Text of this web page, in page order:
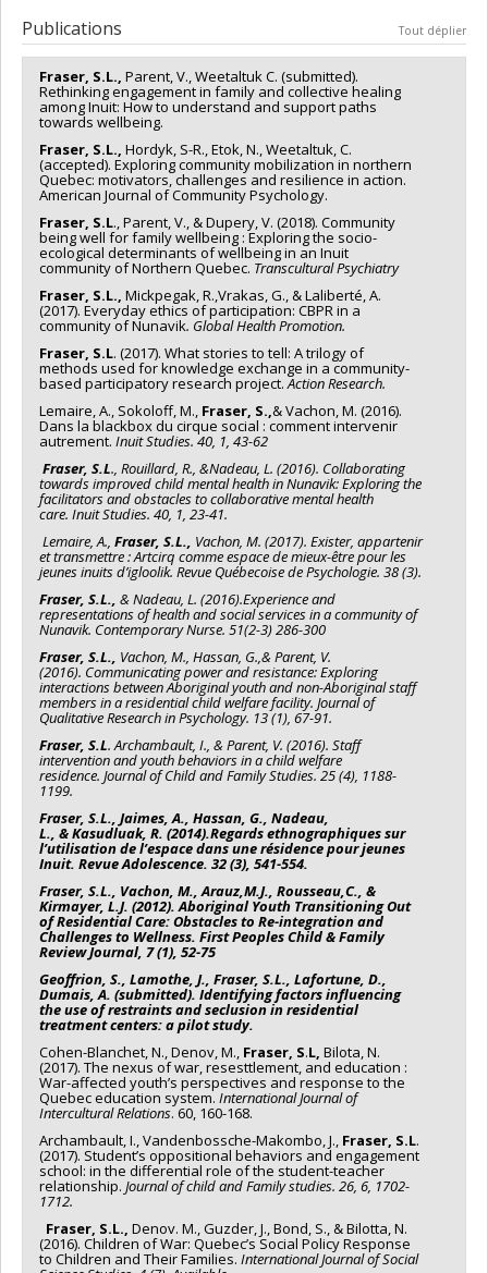
rather than strengthening family ties, they are creating family
ruptures. It is believed that community-led services that foster
empowerment and connection would allow families and
communities to heal from generations of family ruptures.
Adopting a narrative methodology, the general objective of
this mixed-method study is to explore interactions between
Inuit families and larger systems of care during family crisis
situations or ‘turning points’ and to assess the association
between the nature of interactions and family wellbeing in
order to guide the inception of new services that tailor the
needs of families.
Co-chercheurs :
Mélanie
Morin
Publications Tout déplier
Fraser, S.L., Parent, V., Weetaltuk C. (submitted).
Rethinking engagement in family and collective healing
among Inuit: How to understand and support paths
towards wellbeing.
Fraser, S.L., Hordyk, S-R., Etok, N., Weetaltuk, C.
(accepted). Exploring community mobilization in northern
Quebec: motivators, challenges and resilience in action.
American Journal of Community Psychology.
Fraser, S.L., Parent, V., & Dupery, V. (2018). Community
being well for family wellbeing : Exploring the socio-
ecological determinants of wellbeing in an Inuit
community of Northern Quebec. Transcultural Psychiatry
Fraser, S.L., Mickpegak, R.,Vrakas, G., & Laliberté, A.
(2017). Everyday ethics of participation: CBPR in a
community of Nunavik. Global Health Promotion.
Fraser, S.L. (2017). What stories to tell: A trilogy of
methods used for knowledge exchange in a community-
based participatory research project.Action Research.
Lemaire, A., Sokoloff, M., Fraser, S.,& Vachon, M. (2016).
Dans la blackbox du cirque social : comment intervenir
autrement. Inuit Studies. 40, 1, 43-62
Fraser, S.L., Rouillard, R., &Nadeau, L. (2016). Collaborating
towards improved child mental health in Nunavik: Exploring the
facilitators and obstacles to collaborative mental health
care. Inuit Studies. 40, 1, 23-41.
Lemaire, A., Fraser, S.L., Vachon, M. (2017). Exister, appartenir
et transmettre : Artcirq comme espace de mieux-être pour les
jeunes inuits d’igloolik. Revue Québecoise de Psychologie. 38 (3).
Fraser, S.L., & Nadeau, L. (2016).Experience and
representations of health andsocial services in a community of
Nunavik. Contemporary Nurse. 51(2-3) 286-300
Fraser, S.L., Vachon, M., Hassan, G.,& Parent, V.
(2016). Communicating power and resistance: Exploring
interactions between Aboriginal youth and non-Aboriginal staff
members in a residential child welfare facility. Journal of
Qualitative Research in Psychology. 13(1), 67-91.
Fraser, S.L. Archambault, I., & Parent, V. (2016). Staff
intervention and youth behaviors in a child welfare
residence. Journal of Child and Family Studies. 25(4), 1188-
1199.
Fraser, S.L., Jaimes, A., Hassan, G., Nadeau,
L., &Kasudluak, R. (2014).Regards ethnographiques sur
l’utilisation de l’espace dans une résidence pour jeunes
Inuit. Revue Adolescence. 32(3), 541-554.
Fraser, S.L., Vachon, M., Arauz,M.J., Rousseau,C., &
Kirmayer, L.J. (2012). Aboriginal Youth Transitioning Out
of Residential Care: Obstacles to Re-integration and
Challenges to Wellness. First Peoples Child & Family
Review Journal, 7(1), 52-75
Geoffrion, S., Lamothe, J., Fraser, S.L., Lafortune, D.,
Dumais, A. (submitted). Identifying factors influencing
the use of restraints and seclusion in residential
treatment centers: a pilot study.
Cohen-Blanchet, N., Denov, M., Fraser, S.L, Bilota, N.
(2017). The nexus of war, resesttlement, and education :
War-affected youth’s perspectives and response to the
Quebec education system. International Journal of
Intercultural Relations. 60, 160-168.
Archambault, I., Vandenbossche-Makombo, J., Fraser, S.L.
(2017). Student’s oppositional behaviors and engagement
school: in the differential role of the student-teacher
relationship. Journal of child and Family studies. 26, 6, 1702-
1712.
Fraser, S.L., Denov. M., Guzder, J., Bond, S., & Bilotta, N.
(2016). Children of War: Quebec’s Social Policy Response
to Children and Their Families. International Journal of Social